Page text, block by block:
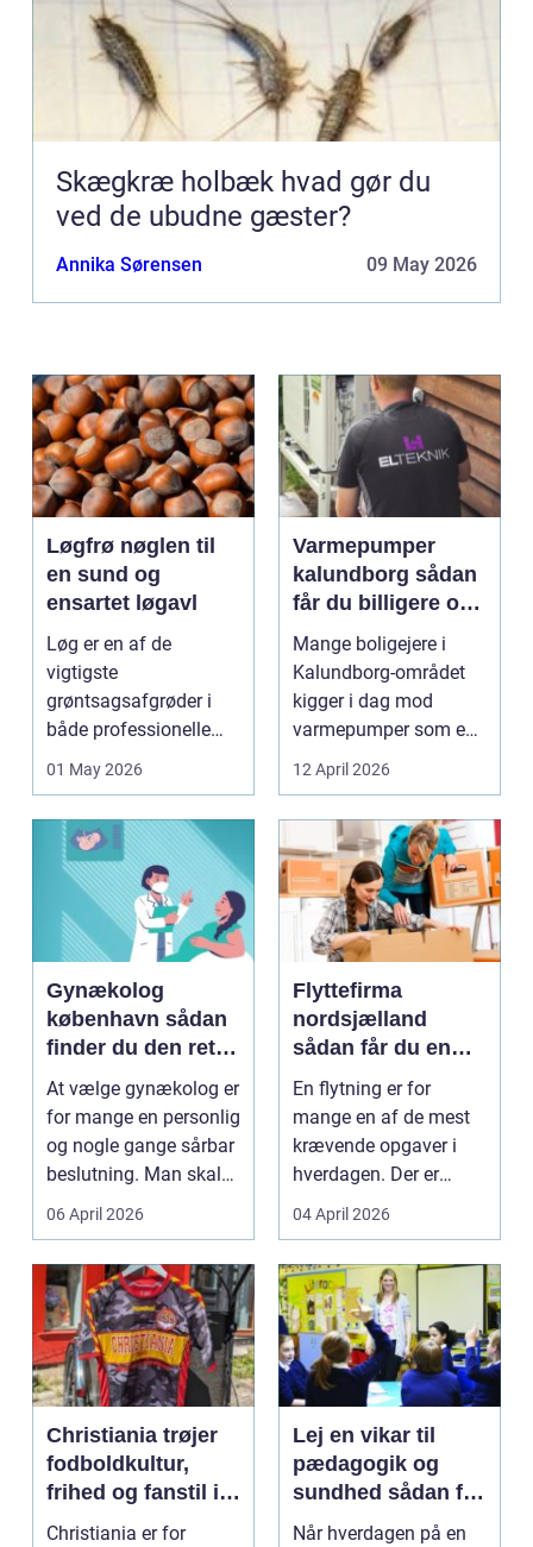
Skægkræ holbæk hvad gør du
ved de ubudne gæster?
Annika Sørensen 09 May 2026
Løgfrø nøglen til
en sund og
ensartet løgavl
Løg er en af de
vigtigste
grøntsagsafgrøder i
både professionelle
køkkenhaver og større
landbrugspro...
01 May 2026
Varmepumper
kalundborg sådan
får du billigere og
mere bæredygtig
varme
Mange boligejere i
Kalundborg-området
kigger i dag mod
varmepumper som en
vej til lavere
varmeregnin...
12 April 2026
Gynækolog
københavn sådan
finder du den rette
specialist
At vælge gynækolog er
for mange en personlig
og nogle gange sårbar
beslutning. Man skal
både føle si...
06 April 2026
Flyttefirma
nordsjælland
sådan får du en
tryg og effektiv
flytning
En flytning er for
mange en af de mest
krævende opgaver i
hverdagen. Der er
meget at holde styr på,
04 April 2026
Christiania trøjer
fodboldkultur,
frihed og fanstil i
ét
Christiania er for
Lej en vikar til
pædagogik og
sundhed sådan får
du den rette hjælp
Når hverdagen på en